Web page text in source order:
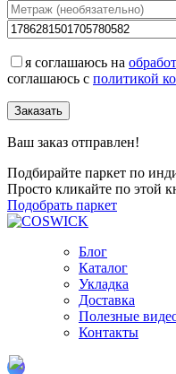
я соглашаюсь на
соглашаюсь с политикой
Заказать
Ваш заказ отправлен!
Подбирайте паркет по
Просто кликайте по этой
Подобрать паркет
Блог
Каталог
Укладка
Доставка
Полезные
Контакты